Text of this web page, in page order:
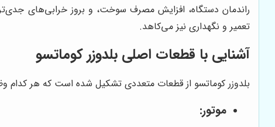
راندمان دستگاه، افزایش مصرف سوخت، و بروز خرابی‌های
تعمیر و نگهداری نیز می‌کاهد.
آشنایی با قطعات اصلی بلدوزر کوماتسو
بلدوزر کوماتسو از قطعات متعددی تشکیل شده است که هر کدام
موتور: